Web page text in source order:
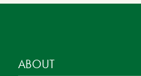
ABOUT